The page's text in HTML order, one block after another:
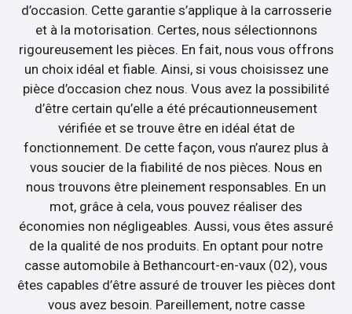
d’occasion. Cette garantie s’applique à la carrosserie
et à la motorisation. Certes, nous sélectionnons
rigoureusement les pièces. En fait, nous vous offrons
un choix idéal et fiable. Ainsi, si vous choisissez une
pièce d’occasion chez nous. Vous avez la possibilité
d’être certain qu’elle a été précautionneusement
vérifiée et se trouve être en idéal état de
fonctionnement. De cette façon, vous n’aurez plus à
vous soucier de la fiabilité de nos pièces. Nous en
nous trouvons être pleinement responsables. En un
mot, grâce à cela, vous pouvez réaliser des
économies non négligeables. Aussi, vous êtes assuré
de la qualité de nos produits. En optant pour notre
casse automobile à Bethancourt-en-vaux (02), vous
êtes capables d’être assuré de trouver les pièces dont
vous avez besoin. Pareillement, notre casse